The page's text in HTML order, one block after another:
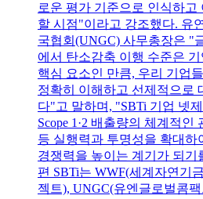
로운 평가 기준으로 인식하
할 시점"이라고 강조했다. 유
국협회(UNGC) 사무총장은 "
에서 탄소감축 이행 수준은
핵심 요소인 만큼, 우리 기업
정확히 이해하고 선제적으로
다"고 말하며, "SBTi 기업 넷
Scope 1·2 배출량의 체계적
등 실행력과 투명성을 확대하
경쟁력을 높이는 계기가 되
편 SBTi는 WWF(세계자연기
젝트), UNGC(유엔글로벌콤